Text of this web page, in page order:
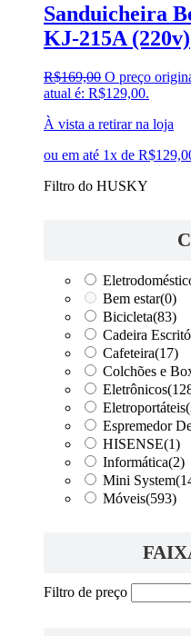
Sanduicheira
KJ-215A (220v)
R$169,00 O preço
atual é: R$129,00.
À vista a retirar na loja
ou em até 1x de
Filtro do HUSKY
Bem estar(0)
Bicicleta(83)
Cadeira
Cafeteira(17)
Colchões e
Eletrônicos
Eletroportáteis
Espremedor
HISENSE(1)
Informática(2)
Mini System
Móveis(593)
Filtro de preço